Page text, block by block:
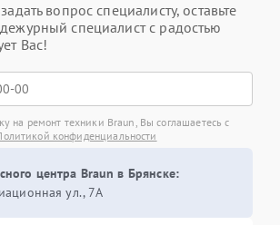
вопрос специалисту, оставьте
специалист с радостью
Вас!
на ремонт техники Braun, Вы соглашаетесь с
конфиденциальности
центра Braun в Брянске:
ул., 7А